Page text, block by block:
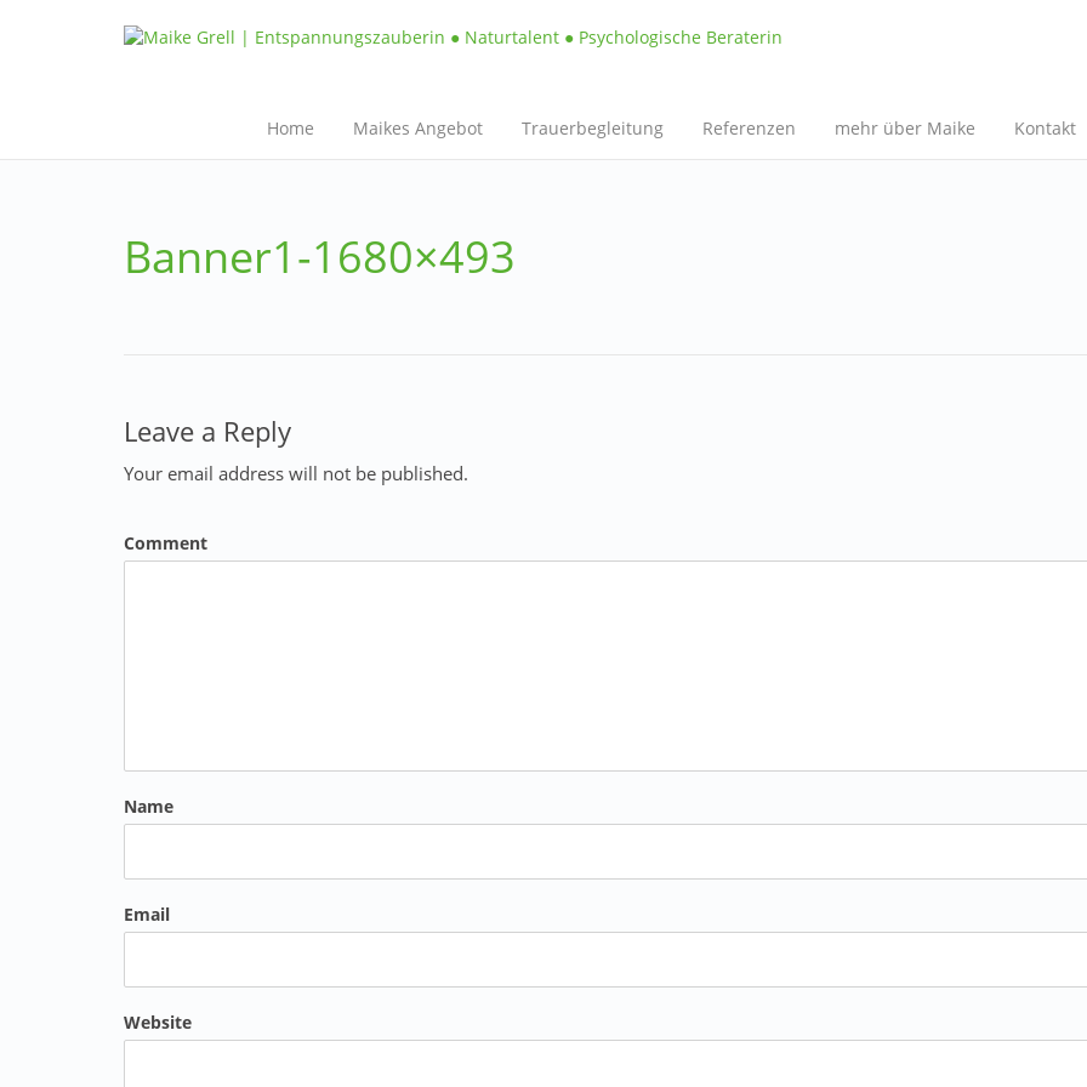
Home Maikes Angebot Trauerbegleitung Referenzen mehr über Maike Kontakt
Banner1-1680×493
Leave a Reply
Your email address will not be published.
Comment
Name
Email
Website